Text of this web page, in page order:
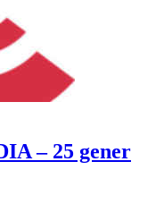
– 25 gener